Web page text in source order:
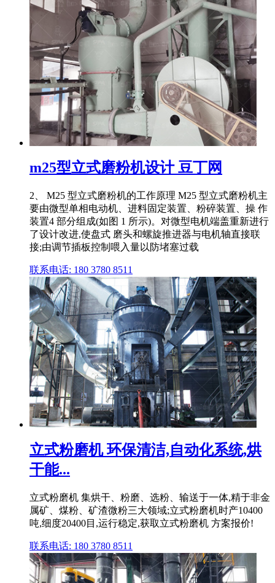
m25型立式磨粉机设计 豆丁网
2、 M25 型立式磨粉机的工作原理 M25 型立式磨粉机主
要由微型单相电动机、进料固定装置、粉碎装置、操 作
装置4 部分组成(如图 1 所示)。对微型电机端盖重新进行
了设计改进,使盘式 磨头和螺旋推进器与电机轴直接联
接;由调节插板控制喂入量以防堵塞过载
联系电话: 180 3780 8511
立式粉磨机 环保清洁,自动化系统,烘
干能...
立式粉磨机 集烘干、粉磨、选粉、输送于一体,精于非金
属矿、煤粉、矿渣微粉三大领域;立式粉磨机时产10400
吨,细度20400目,运行稳定,获取立式粉磨机 方案报价!
联系电话: 180 3780 8511